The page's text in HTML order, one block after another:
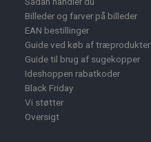
Billeder og farver på billeder
EAN bestillinger
Guide ved køb af træprodukter
Guide til brug af sugekopper
Ideshoppen rabatkoder
Black Friday
Vi støtter
Oversigt